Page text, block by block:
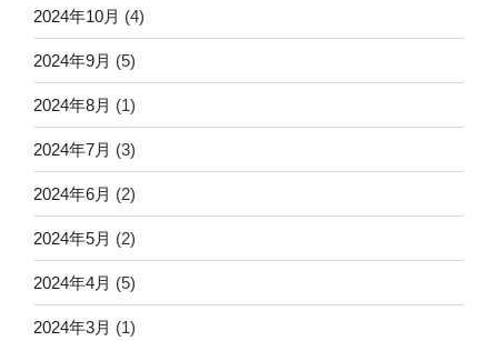
2024年10月 (4)
2024年9月 (5)
2024年8月 (1)
2024年7月 (3)
2024年6月 (2)
2024年5月 (2)
2024年4月 (5)
2024年3月 (1)